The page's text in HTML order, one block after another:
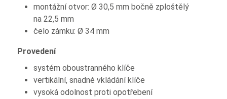
montážní otvor: Ø 30,5 mm bočně zploštělý
na 22,5 mm
čelo zámku: Ø 34 mm
Provedení
systém oboustranného klíče
vertikální, snadné vkládání klíče
vysoká odolnost proti opotřebení